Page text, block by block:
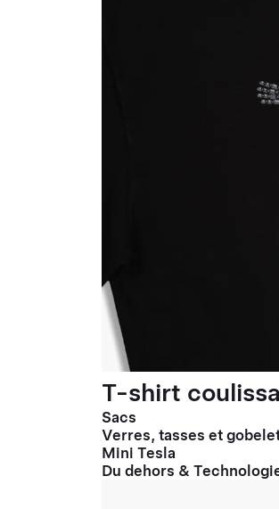
T-shirt
Sacs
Verres, tasses et
Mini Tesla
Du dehors &